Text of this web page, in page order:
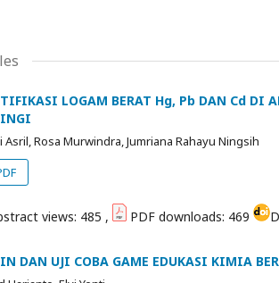
LOGAM BERAT Hg, Pb DAN Cd DI
Asril, Rosa Murwindra, Jumriana Rahayu Ningsih
views: 485 , PDF downloads: 469
DAN UJI COBA GAME EDUKASI KIMIA